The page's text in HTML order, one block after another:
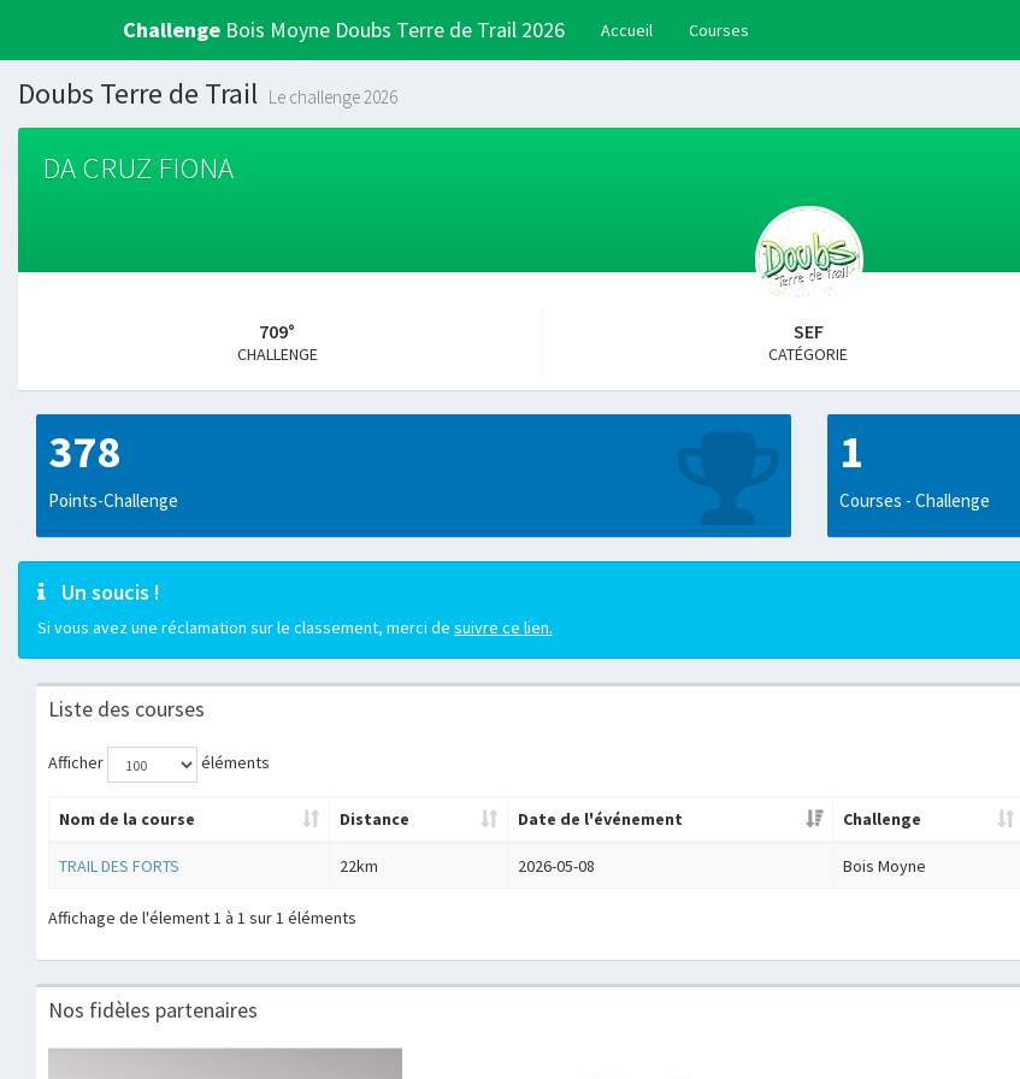
Challenge Bois Moyne Doubs Terre de Trail 2026 Accueil Courses
Doubs Terre de Trail Le challenge 2026
DA CRUZ FIONA
709°
CHALLENGE
SEF
CATÉGORIE
378
Points-Challenge
1
Courses - Challenge
Un soucis !
Si vous avez une réclamation sur le classement, merci de suivre ce lien.
Liste des courses
Afficher éléments
Nom de la course Distance Date de l'événement Challenge
TRAIL DES FORTS 22km 2026-05-08 Bois Moyne
Affichage de l'élement 1 à 1 sur 1 éléments
Nos fidèles partenaires